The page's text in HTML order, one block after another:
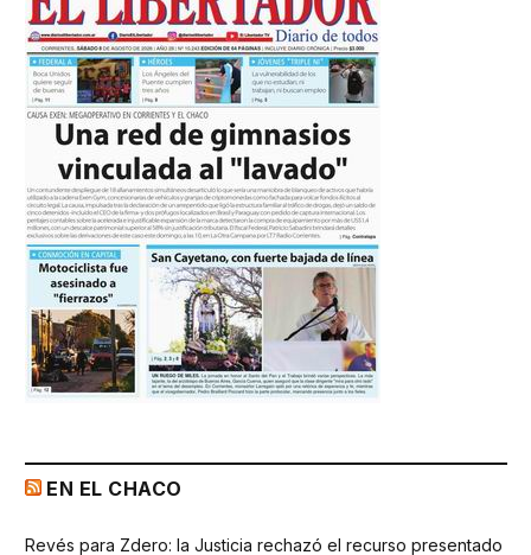
EN EL CHACO
Revés para Zdero: la Justicia rechazó el recurso presentado